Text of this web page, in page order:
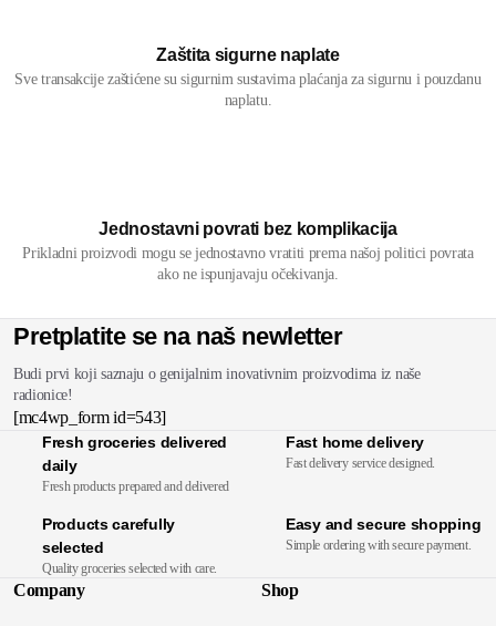
Zaštita sigurne naplate
Sve transakcije zaštićene su sigurnim sustavima plaćanja za sigurnu i pouzdanu
naplatu.
Jednostavni povrati bez komplikacija
Prikladni proizvodi mogu se jednostavno vratiti prema našoj politici povrata
ako ne ispunjavaju očekivanja.
Pretplatite se na naš newletter
Budi prvi koji saznaju o genijalnim inovativnim proizvodima iz naše
radionice!
[mc4wp_form id=543]
Fresh groceries delivered
daily
Fresh products prepared and delivered
Fast home delivery
Fast delivery service designed.
Products carefully
selected
Quality groceries selected with care.
Easy and secure shopping
Simple ordering with secure payment.
Company Shop